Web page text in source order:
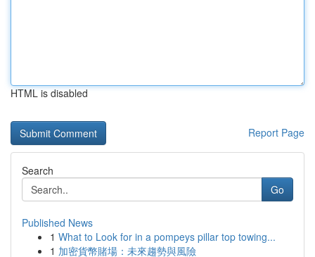
HTML is disabled
Report Page
Search
Go
Published News
1 What to Look for in a pompeys pillar top towing...
1 加密貨幣賭場：未來趨勢與風險